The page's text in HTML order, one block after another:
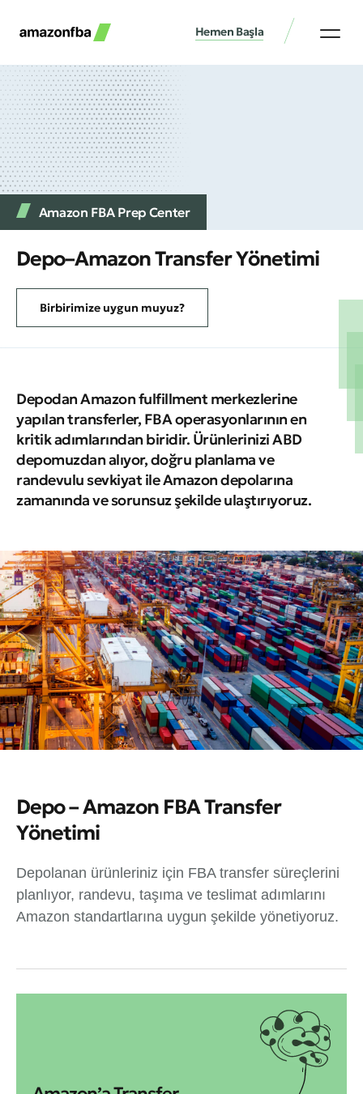
Hemen Başla
Amazon FBA Prep Center
Depo–Amazon Transfer Yönetimi
Birbirimize uygun muyuz?
Depodan Amazon fulfillment merkezlerine
yapılan transferler, FBA operasyonlarının en
kritik adımlarından biridir. Ürünlerinizi ABD
depomuzdan alıyor, doğru planlama ve
randevulu sevkiyat ile Amazon depolarına
zamanında ve sorunsuz şekilde ulaştırıyoruz.
Depo – Amazon FBA Transfer
Yönetimi
Depolanan ürünleriniz için FBA transfer süreçlerini
planlıyor, randevu, taşıma ve teslimat adımlarını
Amazon standartlarına uygun şekilde yönetiyoruz.